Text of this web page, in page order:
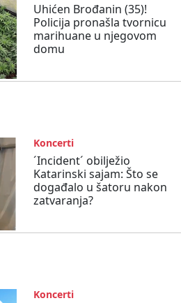
Uhićen Brođanin (35)!
Policija pronašla tvornicu
marihuane u njegovom
domu
Koncerti
´Incident´ obilježio
Katarinski sajam: Što se
događalo u šatoru nakon
zatvaranja?
Koncerti